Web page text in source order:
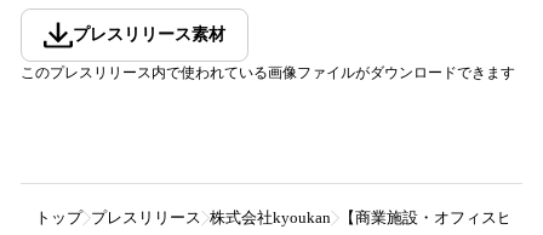
プレスリリース素材
このプレスリリース内で使われている画像ファイルがダウンロードできます
トップ プレスリリース 株式会社kyoukan 【商業施設・オフィスビル